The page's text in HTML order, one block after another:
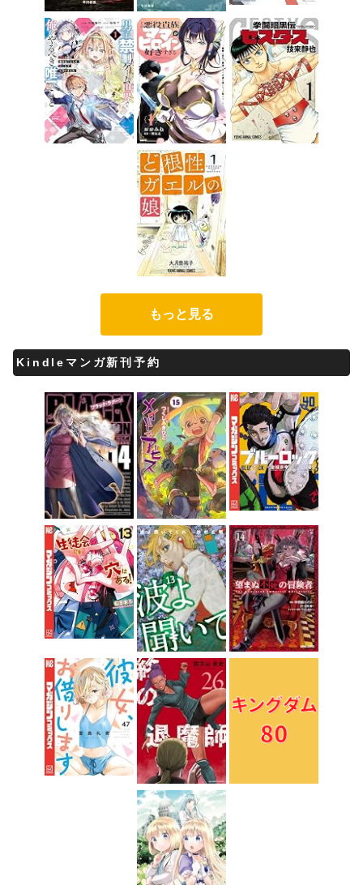
もっと見る
Kindleマンガ新刊予約